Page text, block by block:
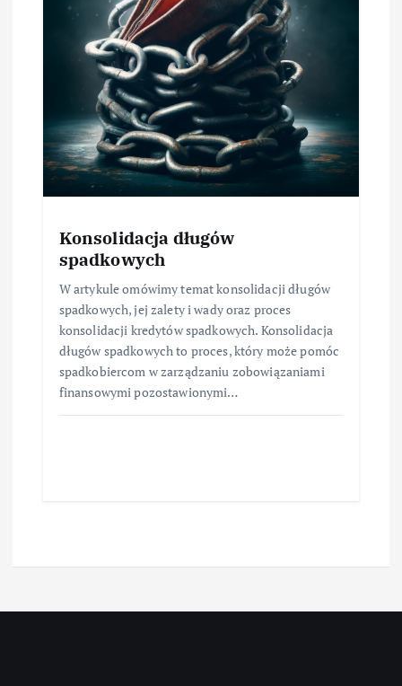
Konsolidacja długów
spadkowych
W artykule omówimy temat konsolidacji długów
spadkowych, jej zalety i wady oraz proces
konsolidacji kredytów spadkowych. Konsolidacja
długów spadkowych to proces, który może pomóc
spadkobiercom w zarządzaniu zobowiązaniami
finansowymi pozostawionymi…